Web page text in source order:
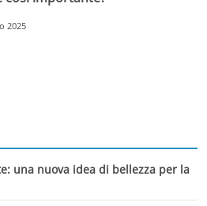
2025
una nuova idea di bellezza per la